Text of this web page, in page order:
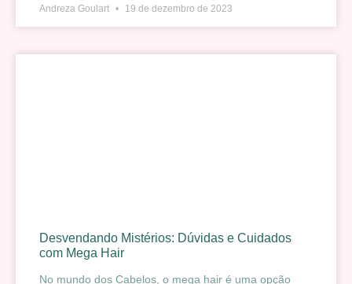
Andreza Goulart 19 de dezembro de 2023
Desvendando Mistérios: Dúvidas e Cuidados
com Mega Hair
No mundo dos Cabelos, o mega hair é uma opção